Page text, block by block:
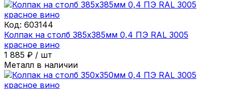
Код: 603144
Колпак на столб 385х385мм 0,4 ПЭ RAL 3005
красное вино
1 885 ₽ / шт
Металл в наличии